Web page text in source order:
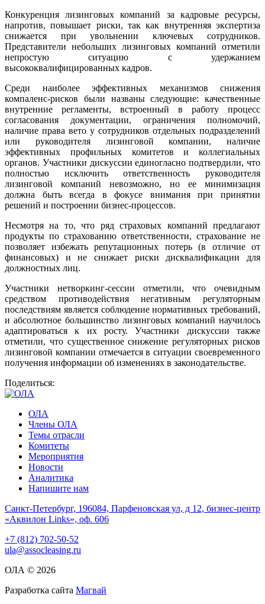
Конкуренция лизинговых компаний за кадровые ресурсы,
напротив, повышает риски, так как внутренняя экспертиза
снижается при увольнении ключевых сотрудников.
Представители небольших лизинговых компаний отметили
непростую ситуацию с удержанием
высококвалифицированных кадров.
Среди наиболее эффективных механизмов снижения
компаленс-рисков были названы следующие: качественные
внутренние регламенты, встроенный в работу процесс
согласования документации, ограничения полномочий,
наличие права вето у сотрудников отдельных подразделений
или руководителя лизинговой компании, наличие
эффективных профильных комитетов и коллегиальных
органов. Участники дискуссии единогласно подтвердили, что
полностью исключить ответственность руководителя
лизинговой компаний невозможно, но ее минимизация
должна быть всегда в фокусе внимания при принятии
решений и построении бизнес-процессов.
Несмотря на то, что ряд страховых компаний предлагают
продукты по страхованию ответственности, страхование не
позволяет избежать репутационных потерь (в отличие от
финансовых) и не снижает риски дисквалификации для
должностных лиц.
Участники нетворкинг-сессии отметили, что очевидным
средством противодействия негативным регуляторным
последствиям является соблюдение нормативных требований,
и абсолютное большинство лизинговых компаний научилось
адаптироваться к их росту. Участники дискуссии также
отметили, что существенное снижение регуляторных рисков
лизинговой компании отмечается в ситуации своевременного
получения информации об изменениях в законодательстве.
Поделиться:
ОЛА
Члены ОЛА
Темы отрасли
Комитеты
Мероприятия
Новости
Аналитика
Напишите нам
Санкт-Петербург, 196084, Парфеновская ул, д 12, бизнес-центр
«Аквилон Links», оф. 606
+7 (812) 702-50-52
ula@assocleasing.ru
ОЛА © 2026
Разработка сайта Магвай